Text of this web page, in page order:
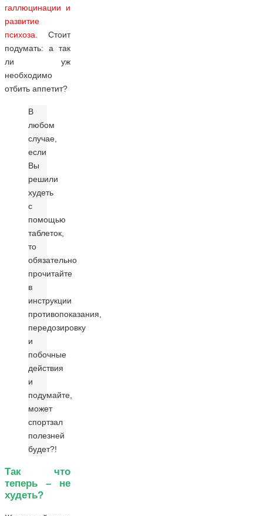
галлюцинации и
развитие
психоза. Стоит
подумать: а так
ли уж
необходимо
отбить аппетит?
В
любом
случае,
если
Вы
решили
худеть
с
помощью
таблеток,
то
обязательно
прочитайте
в
инструкции
противопоказания,
передозировку
и
побочные
действия
и
подумайте,
может
спортзал
полезней
будет?!
Так что
теперь – не
худеть?